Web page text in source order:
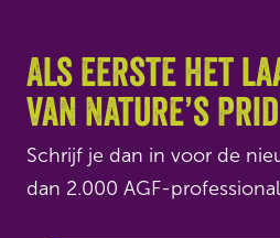
Als eerste het
van Nature’s
Schrijf je dan in voor de
dan 2.000 AGF-